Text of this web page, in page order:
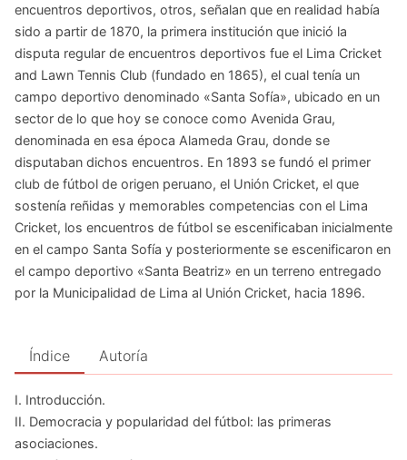
encuentros deportivos, otros, señalan que en realidad había
sido a partir de 1870, la primera institución que inició la
disputa regular de encuentros deportivos fue el Lima Cricket
and Lawn Tennis Club (fundado en 1865), el cual tenía un
campo deportivo denominado «Santa Sofía», ubicado en un
sector de lo que hoy se conoce como Avenida Grau,
denominada en esa época Alameda Grau, donde se
disputaban dichos encuentros. En 1893 se fundó el primer
club de fútbol de origen peruano, el Unión Cricket, el que
sostenía reñidas y memorables competencias con el Lima
Cricket, los encuentros de fútbol se escenificaban inicialmente
en el campo Santa Sofía y posteriormente se escenificaron en
el campo deportivo «Santa Beatriz» en un terreno entregado
por la Municipalidad de Lima al Unión Cricket, hacia 1896.
Índice Autoría
I. Introducción.
II. Democracia y popularidad del fútbol: las primeras
asociaciones.